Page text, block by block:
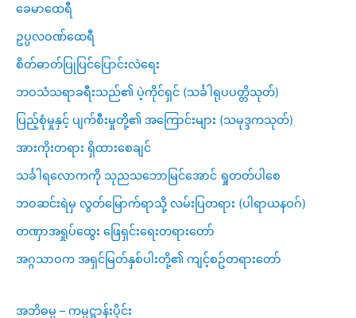
ခေမာထေရီ
ဥပ္ပလဝဏ်ထေရီ
စိတ်ဓာတ်ပြုပြင်ပြောင်းလဲရေး
ဘဝသံသရာခရီးသည်၏ ပဲ့ကိုင်ရှင် (သင်္ခါရုပပတ္တိသုတ်)
ပြည့်စုံမှုနှင့် ပျက်စီးမှုတို့၏ အကြောင်းများ (သမုဒ္ဒကသုတ်)
အားကိုးတရား ရှိထားစေချင်
သင်္ခါရလောကကို သုညသဘောမြင်အောင် ရှုတတ်ပါစေ
ဘဝဆင်းရဲမှ လွတ်မြောက်ရာသို့ လမ်းပြတရား (ပါရာယနဝဂ်)
တဏှာအရှုပ်ထွေး ဖြေရှင်းရေးတရားတော်
အဂ္ဂသာဝက အရှင်မြတ်နှစ်ပါးတို့၏ ကျင့်စဥ်တရားတော်
အဘိဓမ္မ – ကမ္မဋ္ဌာန်းပိုင်း